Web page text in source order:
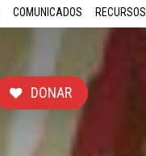
COMUNICADOS RECURSOS
DONAR